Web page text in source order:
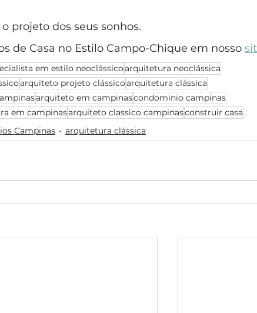
projeto dos seus sonhos.
de Casa no Estilo Campo-Chique em nosso
em estilo neoclássicoarquitetura neoclássica
arquiteto projeto clássicoarquitetura clássica
arquiteto em campinascondominio campinas
em campinasarquiteto classico campinasconstruir casa
Campinas arquitetura clássica